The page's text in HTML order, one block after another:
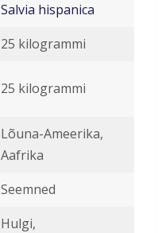
Salvia hispanica
25 kilogrammi
25 kilogrammi
Lõuna-Ameerika,
Aafrika
Seemned
Hulgi,